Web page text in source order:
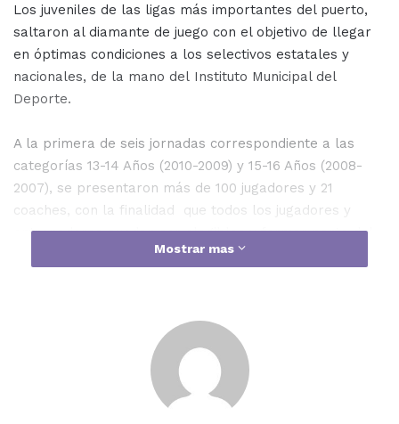
Los juveniles de las ligas más importantes del puerto,
saltaron al diamante de juego con el objetivo de llegar
en óptimas condiciones a los selectivos estatales y
nacionales, de la mano del Instituto Municipal del
Deporte.
A la primera de seis jornadas correspondiente a las
categorías 13-14 Años (2010-2009) y 15-16 Años (2008-
2007), se presentaron más de 100 jugadores y 21
coaches, con la finalidad que todos los jugadores y
entrenadores puedan ser elegibles y formar parte del
proceso de los próximos Nacionales Conade.
La Liga de Beisbol Imdem se jugará a round robin (todos
contra todos), en seis fechas programadas el 5, 12, 19 y
26 de octubre, 1 y 9 de noviembre, con la intención de
observar a todos y cada uno de los jóvenes que
Mostrar mas